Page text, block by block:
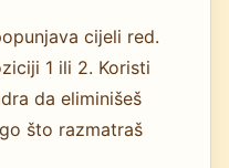
cijeli red.
1 ili 2. Koristi
da eliminišeš
što razmatraš